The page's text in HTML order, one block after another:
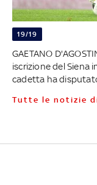
19/19
GAETANO
iscrizione del Siena
cadetta ha
Tutte le notizie